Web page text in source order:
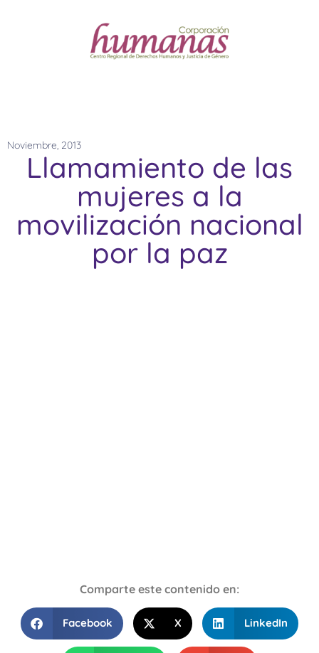
Noviembre, 2013
Llamamiento de las
mujeres a la
movilización nacional
por la paz
Comparte este contenido en:
Facebook X LinkedIn